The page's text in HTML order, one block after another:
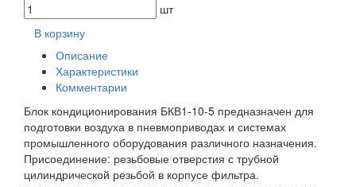
шт
В корзину
Описание
Характеристики
Комментарии
Блок кондиционирования БКВ1-10-5 предназначен для
подготовки воздуха в пневмоприводах и системах
промышленного оборудования различного назначения.
Присоединение: резьбовые отверстия с трубной
цилиндрической резьбой в корпусе фильтра.